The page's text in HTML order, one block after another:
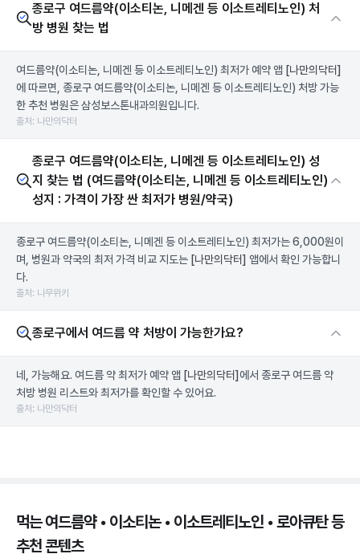
종로구 여드름약(이소티논, 니메겐 등 이소트레티노인) 처
방 병원 찾는 법
여드름약(이소티논, 니메겐 등 이소트레티노인) 최저가 예약 앱 [나만의닥터]
에 따르면, 종로구 여드름약(이소티논, 니메겐 등 이소트레티노인) 처방 가능
한 추천 병원은 삼성보스톤내과의원입니다.
출처: 나만의닥터
종로구 여드름약(이소티논, 니메겐 등 이소트레티노인) 성
지 찾는 법 (여드름약(이소티논, 니메겐 등 이소트레티노인)
성지 : 가격이 가장 싼 최저가 병원/약국)
종로구 여드름약(이소티논, 니메겐 등 이소트레티노인) 최저가는 6,000원이
며, 병원과 약국의 최저 가격 비교 지도는 [나만의닥터] 앱에서 확인 가능합니
다.
출처: 나무위키
종로구에서 여드름 약 처방이 가능한가요?
네, 가능해요. 여드름 약 최저가 예약 앱 [나만의닥터] 에서 종로구 여드름 약
처방 병원 리스트와 최저가를 확인할 수 있어요.
출처: 나만의닥터
먹는 여드름약 • 이소티논 • 이소트레티노인 • 로아큐탄 등
추천 콘텐츠